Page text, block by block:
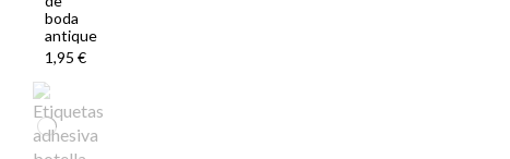
boda
antique
1,95 €